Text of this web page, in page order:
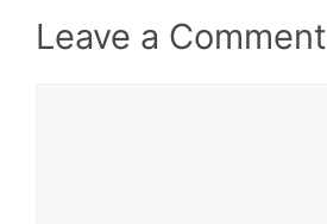
Leave a Comment